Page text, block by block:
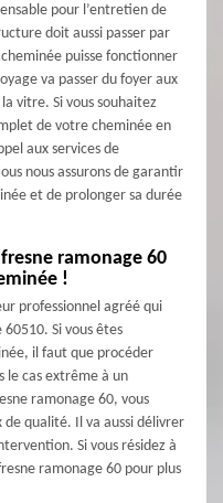
pour l’entretien de
doit aussi passer par
puisse fonctionner
va passer du foyer aux
vitre. Si vous souhaitez
de votre cheminée en
aux services de
nous assurons de garantir
et de prolonger sa durée
ramonage 60
!
professionnel agréé qui
60510. Si vous êtes
il faut que procéder
le cas extrême à un
ramonage 60, vous
de qualité. Il va aussi délivrer
Si vous résidez à
ramonage 60 pour plus